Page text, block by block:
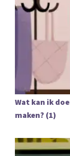
Wat kan ik
maken? (1)